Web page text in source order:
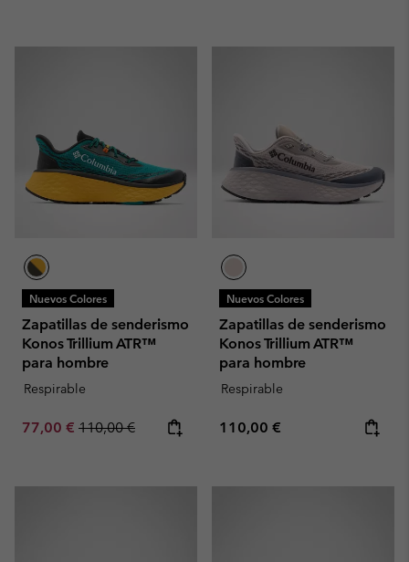
Nuevos Colores
Zapatillas de senderismo
Konos Trillium ATR™
para hombre
Respirable
Sale price:
77,00 € Regular price:
110,00 €
Nuevos Colores
Zapatillas de senderismo
Konos Trillium ATR™
para hombre
Respirable
Regular price:
110,00 €